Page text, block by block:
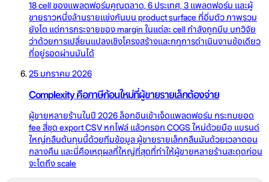
18 cell ของแพลตฟอร์มคูณตลาด, 6 ประเทศ, 3 แพลตฟอร์ม และผู้
ขายราวหนึ่งล้านรายแข่งกันบน product surface ที่อิ่มตัว ภาพรวม
ยังโต แต่การกระจายของ margin ในแต่ละ cell กำลังถูกบีบ บทวิจัย
ว่าด้วยการเปลี่ยนแปลงเชิงโครงสร้างและกฎการดำเนินงานข้อเดียว
ที่อยู่รอดผ่านมันได้
25 มกราคม 2026
Complexity คือภาษีก้อนใหม่ที่ผู้ขายรายเล็กต้องจ่าย
ผู้ขายหลายร้านในปี 2026 ล็อกอินเข้าเจ็ดแพลตฟอร์ม กระทบยอด
fee สี่ชุด export CSV หกไฟล์ แล้วกรอก COGS ใหม่ด้วยมือ แบรนด์
ใหญ่กลืนต้นทุนนี้ด้วยทีมข้อมูล ผู้ขายรายเล็กกลืนมันด้วยเวลาตอน
กลางคืน และนี่คือเหตุผลที่ใหญ่ที่สุดที่ทำให้ผู้ขายหลายร้านสะดุดก่อน
จะโตถึง scale